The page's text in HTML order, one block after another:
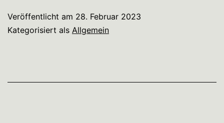
Veröffentlicht am 28. Februar 2023
Kategorisiert als Allgemein